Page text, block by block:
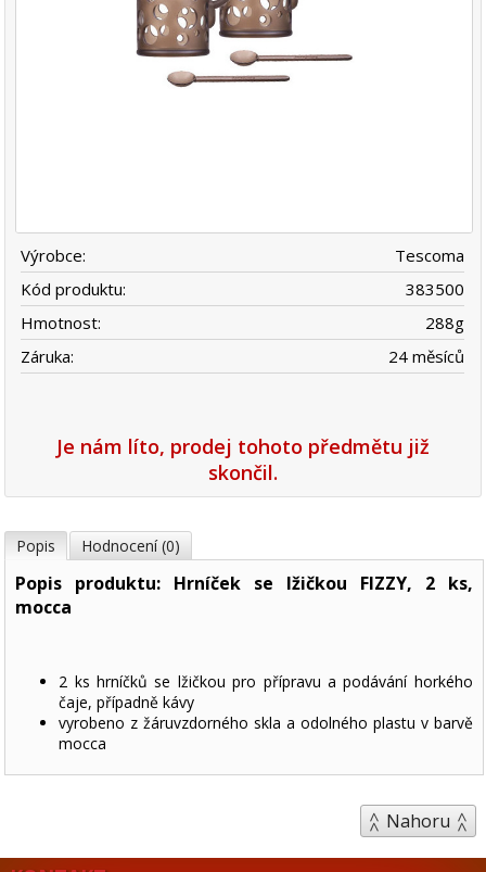
Výrobce:
Tescoma
Kód produktu:
383500
Hmotnost:
288g
Záruka:
24 měsíců
Je nám líto, prodej tohoto předmětu již
skončil.
Popis Hodnocení (0)
Popis produktu: Hrníček se lžičkou FIZZY, 2 ks,
mocca
2 ks hrníčků se lžičkou pro přípravu a podávání horkého
čaje, případně kávy
vyrobeno z žáruvzdorného skla a odolného plastu v barvě
mocca
Nahoru